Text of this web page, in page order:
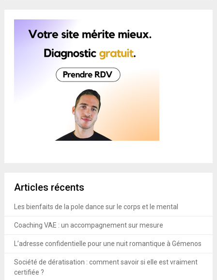
Articles récents
Les bienfaits de la pole dance sur le corps et le mental
Coaching VAE : un accompagnement sur mesure
L’adresse confidentielle pour une nuit romantique à Gémenos
Société de dératisation : comment savoir si elle est vraiment
certifiée ?